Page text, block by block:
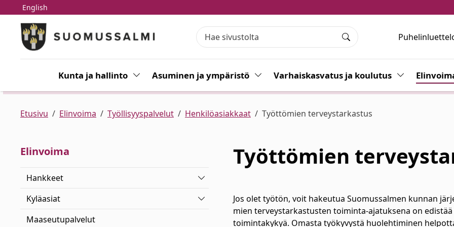
Siirry pääsisältöön
Siirry päävalikkoon
English
Haku
Kunta ja hallinto Vaihda alasvetovalikkoa
Asuminen ja ympäristö Vaihda alasvetovalikkoa
Varhaiskasvatus ja koulutus Vaihda
Etusivu Elinvoima Työllisyyspalvelut Henkilöasiakkaat Työttömien terveystarkastus
Elinvoima
Hankkeet
Vaihda alasvetovalikkoa
Kyläasiat
Vaihda alasvetovalikkoa
Maaseutupalvelut
Työttömien
Jos olet työ­tön, voit ha­keu­tua Suomussalmen kunnan
mien ter­veys­tar­kas­tus­ten toi­min­ta-aja­tuk­se­na on
toi­min­ta­ky­kyä. Omas­ta työ­ky­vys­tä huo­leh­ti­mi­nen